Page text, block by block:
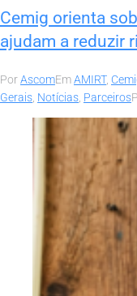
Cemig orienta
ajudam a reduzir
PorAscomEmAMIRT,
Gerais, Notícias, Parceiros